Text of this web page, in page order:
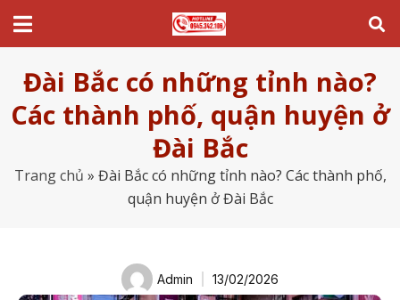
Đài Bắc có những tỉnh nào?
Các thành phố, quận huyện ở
Đài Bắc
Trang chủ » Đài Bắc có những tỉnh nào? Các thành phố,
quận huyện ở Đài Bắc
Admin 13/02/2026